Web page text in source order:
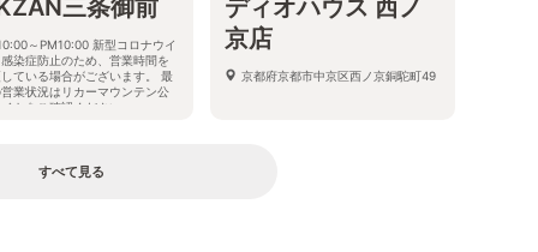
三条御前
～PM10:00 新型コロナウイ
染症防止のため、営業時間を
ている場合がございます。 最
業状況はリカーマウンテン公
トをご確認ください。
ディオハウス 西ノ
京店
京都府京都市中京区西ノ京銅駝町49
すべて見る